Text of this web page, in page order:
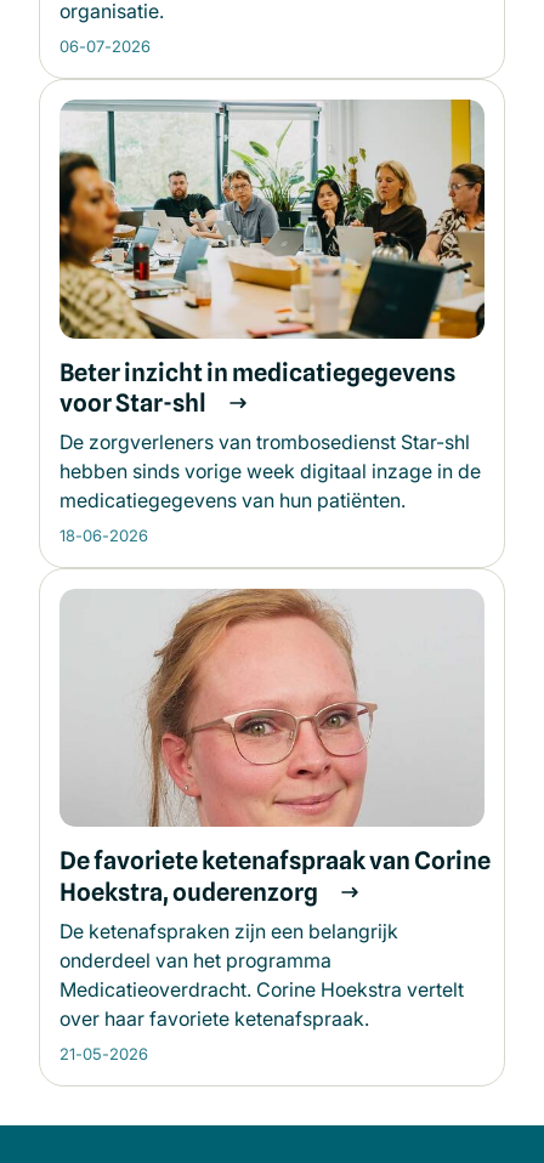
organisatie.
06-07-2026
Beter inzicht in medicatiegegevens
voor Star-shl
De zorgverleners van trombosedienst Star-shl
hebben sinds vorige week digitaal inzage in de
medicatiegegevens van hun patiënten.
18-06-2026
De favoriete ketenafspraak van Corine
Hoekstra, ouderenzorg
De ketenafspraken zijn een belangrijk
onderdeel van het programma
Medicatieoverdracht. Corine Hoekstra vertelt
over haar favoriete ketenafspraak.
21-05-2026